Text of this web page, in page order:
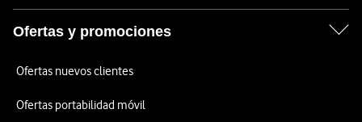
Ofertas y promociones
Ofertas nuevos clientes
Ofertas portabilidad móvil